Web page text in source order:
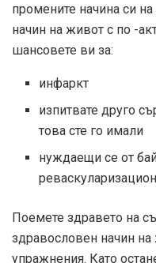
промените начина си
начин на живот с по -
шансовете ви за:
инфаркт
изпитвате друго
това сте го имали
нуждаещи се от
Поемете здравето на
здравословен начин
упражнения. Като